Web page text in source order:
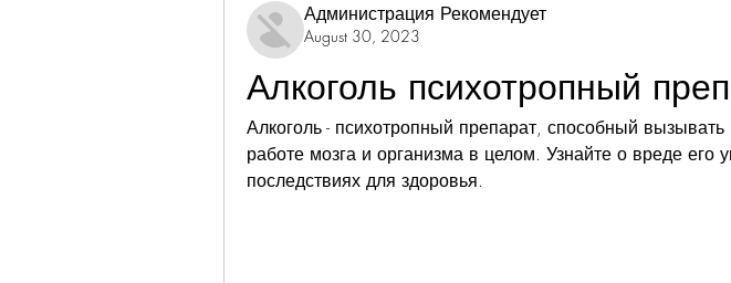
Администрация Рекомендует
August 30, 2023
Алкоголь психотропный
Алкоголь - психотропный препарат, способный
работе мозга и организма в целом. Узнайте о вреде его
последствиях для здоровья.